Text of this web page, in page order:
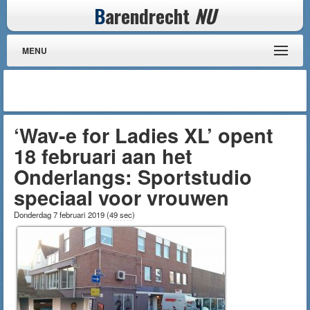
Barendrecht NU
MENU
‘Wav-e for Ladies XL’ opent
18 februari aan het
Onderlangs: Sportstudio
speciaal voor vrouwen
Donderdag 7 februari 2019(49 sec)